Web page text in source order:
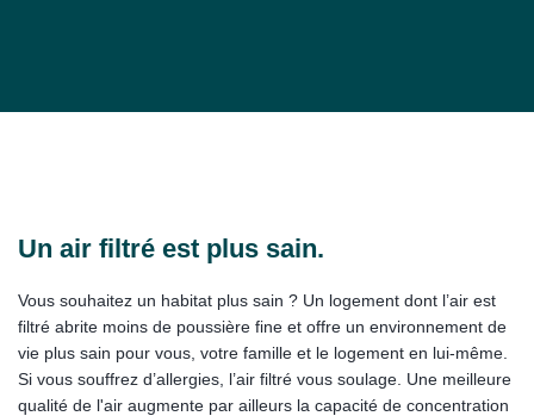
Un air filtré est plus sain.
Vous souhaitez un habitat plus sain ? Un logement dont l’air est
filtré abrite moins de poussière fine et offre un environnement de
vie plus sain pour vous, votre famille et le logement en lui-même.
Si vous souffrez d’allergies, l’air filtré vous soulage. Une meilleure
qualité de l'air augmente par ailleurs la capacité de concentration